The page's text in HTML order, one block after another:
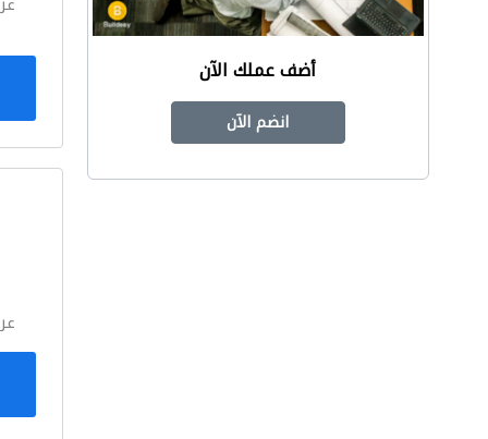
أضف عملك الآن
انضم الآن